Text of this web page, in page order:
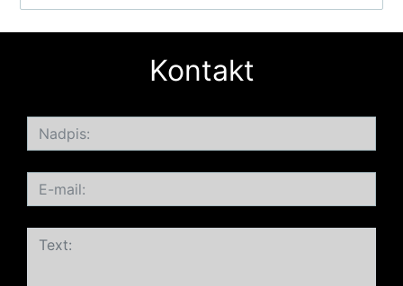
Kontakt